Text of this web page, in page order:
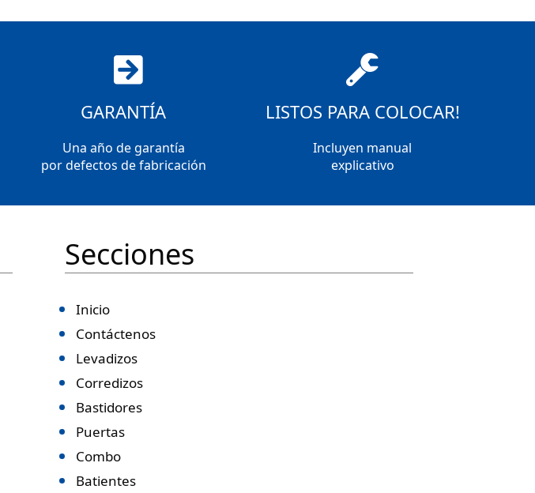
GARANTÍA
Una año de garantía
por defectos de fabricación
LISTOS PARA COLOCAR!
Incluyen manual
explicativo
Secciones
Inicio
Contáctenos
Levadizos
Corredizos
Bastidores
Puertas
Combo
Batientes